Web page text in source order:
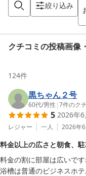
絞り込み
クチコミの投稿画像
124件
黒ちゃん２号
60代/男性 |7件のク
5 2026年6
レジャー 一人 2026年6
料金以上の広さと朝食、
料金の割に部屋は広いです
浴槽は普通のビジネスホ